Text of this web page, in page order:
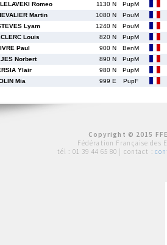
Romeo 1130 N
PupM
Martin 1080 N
PouM
Lyam 1240 N
PouM
Louis 820 N
PupM
Paul 900 N
BenM
Norbert 890 N
PupM
Ylair 980 N
PupM
Mia 999 E PupF
Copyright © 2015
Fédération Française des
tél : 01 39 44 65 80 | contact :